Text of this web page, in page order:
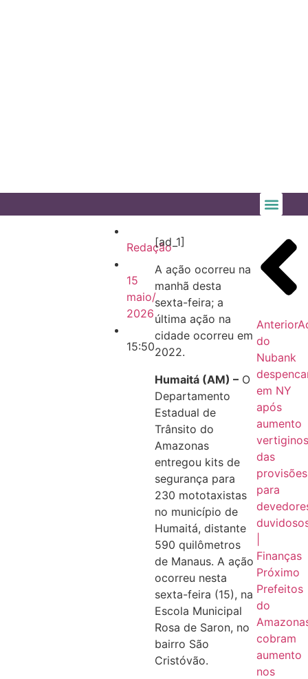
Redação
15
maio/
2026
15:50
[ad_1]
A ação ocorreu na
manhã desta
sexta-feira; a
última ação na
cidade ocorreu em
2022.
Humaitá (AM) – O
Departamento
Estadual de
Trânsito do
Amazonas
entregou kits de
segurança para
230 mototaxistas
no município de
Humaitá, distante
590 quilômetros
de Manaus. A ação
ocorreu nesta
sexta-feira (15), na
Escola Municipal
Rosa de Saron, no
bairro São
Cristóvão.
Anterior
do
Nubank
em NY
após
aumento
das
provisões
para
Finanças
Próximo
Prefeitos
do
cobram
aumento
nos